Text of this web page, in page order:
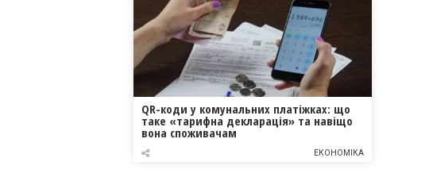
QR-коди у комунальних платіжках: що
таке «тарифна декларація» та навіщо
вона споживачам
ЕКОНОМІКА